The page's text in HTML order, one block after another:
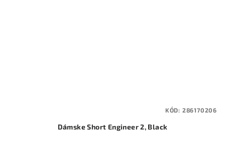
Dámske Short Engineer 2, Black
KÓD: 286170206